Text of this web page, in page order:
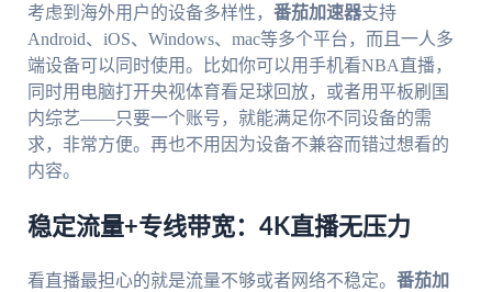
考虑到海外用户的设备多样性， 番茄加速器支持
Android、iOS、Windows、mac等多个平台，而且一人多
端设备可以同时使用。比如你可以用手机看NBA直播，
同时用电脑打开央视体育看足球回放，或者用平板刷国
内综艺——只要一个账号，就能满足你不同设备的需
求，非常方便。再也不用因为设备不兼容而错过想看的
内容。
稳定流量+专线带宽：4K直播无压力
看直播最担心的就是流量不够或者网络不稳定。 番茄加